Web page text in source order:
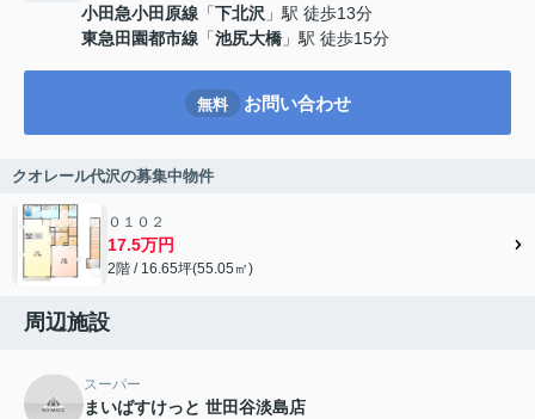
小田急小田原線 「下北沢 」駅 徒歩13分
東急田園都市線 「池尻大橋 」駅 徒歩15分
無料 お問い合わせ
クオレール代沢の募集中物件
０１０２
17.5万円
2階 / 16.65坪(55.05㎡)
周辺施設
スーパー
まいばすけっと 世田谷淡島店